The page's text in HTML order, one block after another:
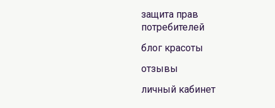
защита прав
потребителей
блог красоты
отзывы
личный кабинет